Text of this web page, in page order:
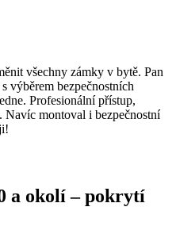
všechny zámky v bytě. Pan
výběrem bezpečnostních
Profesionální přístup,
Navíc montoval i bezpečnostní
a okolí – pokrytí